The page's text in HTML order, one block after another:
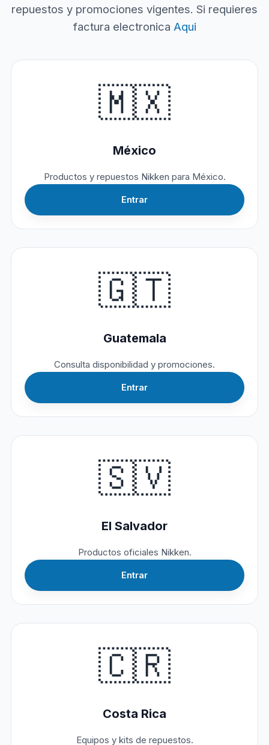
repuestos y promociones vigentes. Si requieres
factura electronica Aqui
🇲🇽
México
Productos y repuestos Nikken para México.
Entrar
🇬🇹
Guatemala
Consulta disponibilidad y promociones.
Entrar
🇸🇻
El Salvador
Productos oficiales Nikken.
Entrar
🇨🇷
Costa Rica
Equipos y kits de repuestos.